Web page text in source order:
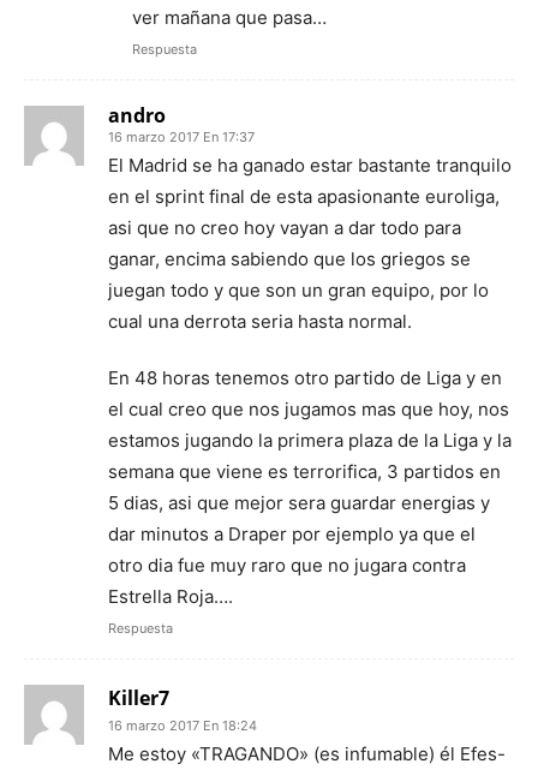
ver mañana que pasa…
Respuesta
andro
16 marzo 2017 En 17:37
El Madrid se ha ganado estar bastante tranquilo
en el sprint final de esta apasionante euroliga,
asi que no creo hoy vayan a dar todo para
ganar, encima sabiendo que los griegos se
juegan todo y que son un gran equipo, por lo
cual una derrota seria hasta normal.
En 48 horas tenemos otro partido de Liga y en
el cual creo que nos jugamos mas que hoy, nos
estamos jugando la primera plaza de la Liga y la
semana que viene es terrorifica, 3 partidos en
5 dias, asi que mejor sera guardar energias y
dar minutos a Draper por ejemplo ya que el
otro dia fue muy raro que no jugara contra
Estrella Roja….
Respuesta
Killer7
16 marzo 2017 En 18:24
Me estoy «TRAGANDO» (es infumable) él Efes-